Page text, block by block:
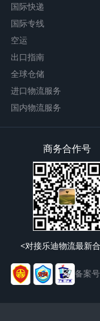
国际快递
国际专线
空运
出口指南
全球仓储
进口物流服务
国内物流服务
商务合作号
<对接乐迪物流最新
备案号